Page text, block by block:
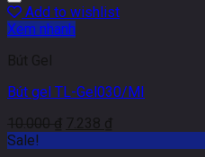
Add to wishlist
Xem nhanh
Bút Gel
Bút gel TL-Gel030/MI
10.000₫ 7.238 ₫
Sale!